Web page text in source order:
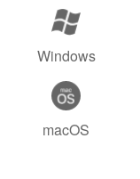
Windows
macOS